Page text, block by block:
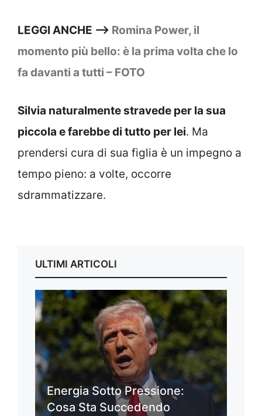
LEGGI ANCHE —> Romina Power, il
momento più bello: è la prima volta che lo
fa davanti a tutti – FOTO
Silvia naturalmente stravede per la sua
piccola e farebbe di tutto per lei. Ma
prendersi cura di sua figlia è un impegno a
tempo pieno: a volte, occorre
sdrammatizzare.
ULTIMI ARTICOLI
Energia Sotto Pressione:
Cosa Sta Succedendo